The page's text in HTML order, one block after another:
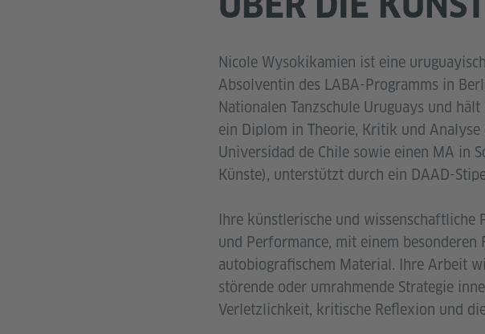
Nicole Wysokikamien ist eine
Absolventin des LABA-Programms in
Nationalen Tanzschule Uruguays und
ein Diplom in Theorie, Kritik und
Universidad de Chile sowie einen MA in
Künste), unterstützt durch ein DAAD-
Ihre künstlerische und wissenschaftliche
und Performance, mit einem
autobiografischem Material. Ihre Arbeit
störende oder umrahmende Strategie
Verletzlichkeit, kritische Reflexion und